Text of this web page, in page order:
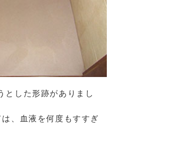
とした形跡がありまし
、血液を何度もすすぎ